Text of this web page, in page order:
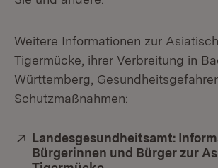
Weitere Informationen zur
Tigermücke, ihrer Verbreitung in
Württemberg,
Schutzmaßnahmen:
Extern:
Landesgesundheitsamt:
Bürgerinnen und Bürger zur